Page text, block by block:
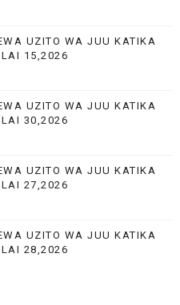
UZITO WA JUU KATIKA
15,2026
UZITO WA JUU KATIKA
30,2026
UZITO WA JUU KATIKA
27,2026
UZITO WA JUU KATIKA
28,2026